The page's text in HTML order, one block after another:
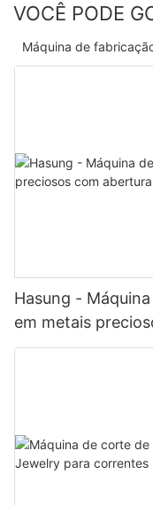
VOCÊ PODE
Máquina de
Hasung -
em metais
mm para ouro/